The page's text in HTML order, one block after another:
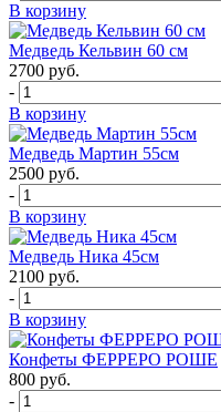
В корзину
Медведь Кельвин 60 см
2700 руб.
-
В корзину
Медведь Мартин 55см
2500 руб.
-
В корзину
Медведь Ника 45см
2100 руб.
-
В корзину
Конфеты ФЕРРЕРО РОШЕ
800 руб.
-